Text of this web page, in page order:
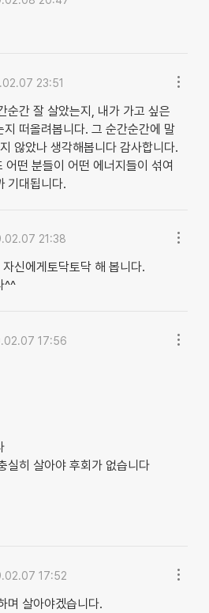
23:51
순간 잘 살았는지, 내가 가고 싶은
떠올려봅니다. 그 순간순간에 말
않았나 생각해봅니다 감사합니다.
떤 분들이 어떤 에너지들이 섞여
기대됩니다.
21:38
신에게토닥토닥 해 봅니다.
^^
17:56
실히 살아야 후회가 없습니다
17:52
며 살아야겠습니다.